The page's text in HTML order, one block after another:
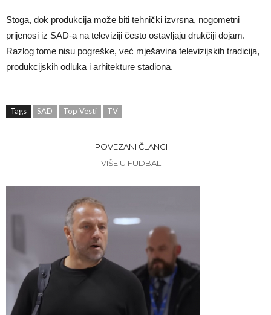
Stoga, dok produkcija može biti tehnički izvrsna, nogometni
prijenosi iz SAD-a na televiziji često ostavljaju drukčiji dojam.
Razlog tome nisu pogreške, već mješavina televizijskih tradicija,
produkcijskih odluka i arhitekture stadiona.
Tags SAD Top Vesti TV
POVEZANI ČLANCI
VIŠE U FUDBAL